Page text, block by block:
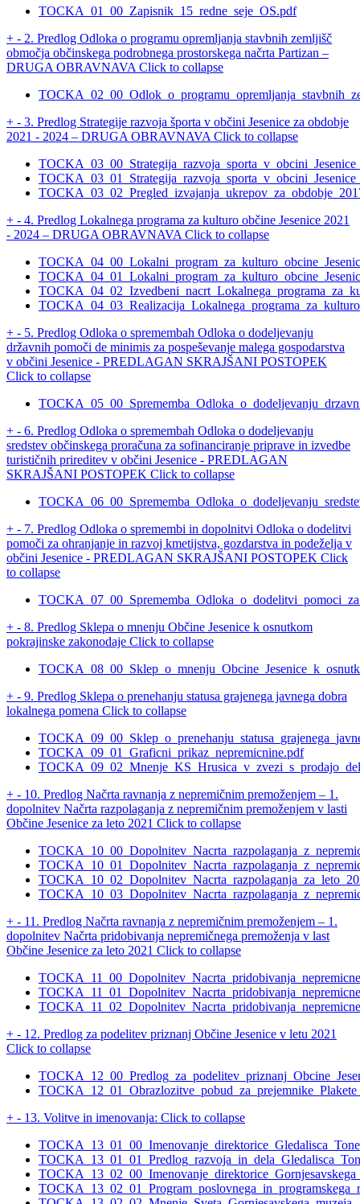
TOCKA_01_00_Zapisnik_15_redne_seje_OS.pdf
+ - 2. Predlog Odloka o programu opremljanja stavbnih zemljišč
območja občinskega podrobnega prostorskega načrta Partizan –
DRUGA OBRAVNAVA Click to collapse
+ - 3. Predlog Strategije razvoja športa v občini Jesenice za obdobje
2021 - 2024 – DRUGA OBRAVNAVA Click to collapse
+ - 4. Predlog Lokalnega programa za kulturo občine Jesenice 2021
- 2024 – DRUGA OBRAVNAVA Click to collapse
+ - 5. Predlog Odloka o spremembah Odloka o dodeljevanju
državnih pomoči de minimis za pospeševanje malega gospodarstva
v občini Jesenice - PREDLAGAN SKRAJŠANI POSTOPEK
Click to collapse
+ - 6. Predlog Odloka o spremembah Odloka o dodeljevanju
sredstev občinskega proračuna za sofinanciranje priprave in izvedbe
turističnih prireditev v občini Jesenice - PREDLAGAN
SKRAJŠANI POSTOPEK Click to collapse
+ - 7. Predlog Odloka o spremembi in dopolnitvi Odloka o dodelitvi
pomoči za ohranjanje in razvoj kmetijstva, gozdarstva in podeželja v
občini Jesenice - PREDLAGAN SKRAJŠANI POSTOPEK Click
to collapse
+ - 8. Predlog Sklepa o mnenju Občine Jesenice k osnutkom
pokrajinske zakonodaje Click to collapse
+ - 9. Predlog Sklepa o prenehanju statusa grajenega javnega dobra
lokalnega pomena Click to collapse
TOCKA_09_01_Graficni_prikaz_nepremicnine.pdf
+ - 10. Predlog Načrta ravnanja z nepremičnim premoženjem – 1.
dopolnitev Načrta razpolaganja z nepremičnim premoženjem v lasti
Občine Jesenice za leto 2021 Click to collapse
+ - 11. Predlog Načrta ravnanja z nepremičnim premoženjem – 1.
dopolnitev Načrta pridobivanja nepremičnega premoženja v last
Občine Jesenice za leto 2021 Click to collapse
+ - 12. Predlog za podelitev priznanj Občine Jesenice v letu 2021
Click to collapse
+ - 13. Volitve in imenovanja: Click to collapse